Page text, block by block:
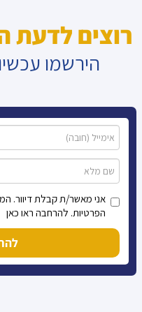
רוצים לדעת
הירשמו
אני מאשר/ת קבלת דיוור.
הפרטיות. להרחבה ראו כאן